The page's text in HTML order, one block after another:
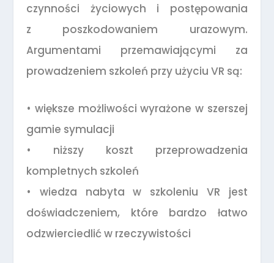
czynności życiowych i postępowania
z poszkodowaniem urazowym.
Argumentami przemawiającymi za
prowadzeniem szkoleń przy użyciu VR są:
• większe możliwości wyrażone w szerszej
gamie symulacji
• niższy koszt przeprowadzenia
kompletnych szkoleń
• wiedza nabyta w szkoleniu VR jest
doświadczeniem, które bardzo łatwo
odzwierciedlić w rzeczywistości